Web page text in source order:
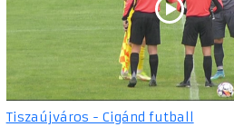
Tiszaújváros - Cigánd futball